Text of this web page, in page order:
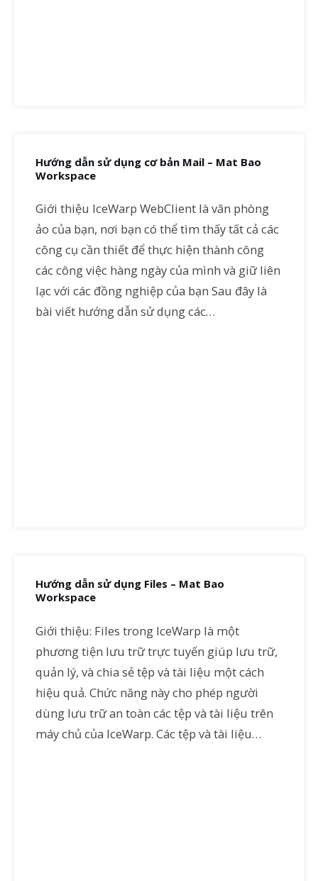
Hướng dẫn sử dụng cơ bản Mail – Mat Bao
Workspace
Giới thiệu IceWarp WebClient là văn phòng
ảo của bạn, nơi bạn có thể tìm thấy tất cả các
công cụ cần thiết để thực hiện thành công
các công việc hàng ngày của mình và giữ liên
lạc với các đồng nghiệp của bạn Sau đây là
bài viết hướng dẫn sử dụng các…
Hướng dẫn sử dụng Files – Mat Bao
Workspace
Giới thiệu: Files trong IceWarp là một
phương tiện lưu trữ trực tuyến giúp lưu trữ,
quản lý, và chia sẻ tệp và tài liệu một cách
hiệu quả. Chức năng này cho phép người
dùng lưu trữ an toàn các tệp và tài liệu trên
máy chủ của IceWarp. Các tệp và tài liệu…